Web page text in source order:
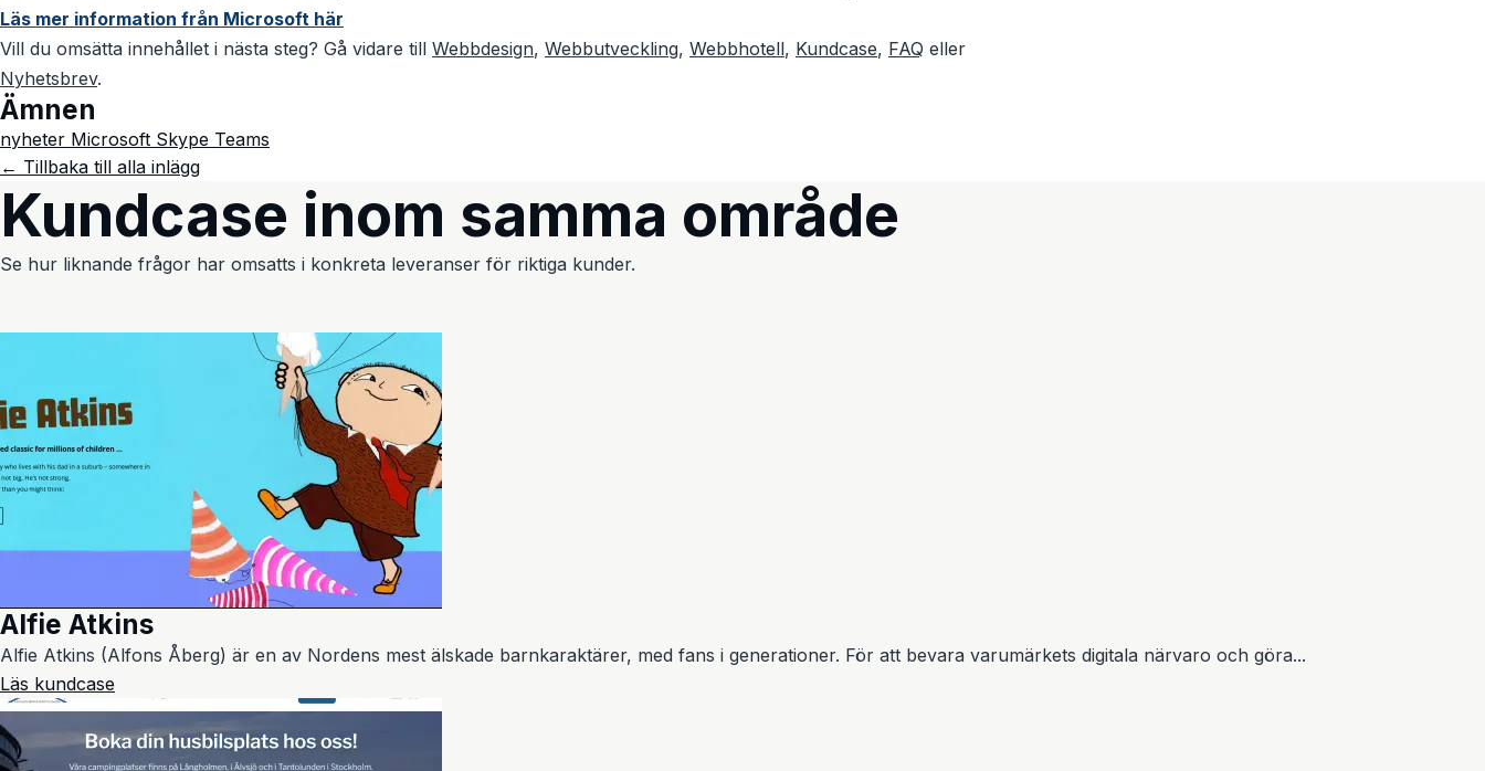
Läs mer information från Microsoft här
Vill du omsätta innehållet i nästa steg? Gå vidare till Webbdesign, Webbutveckling, Webbhotell, Kundcase, FAQ eller
Nyhetsbrev.
Ämnen
nyheter Microsoft Skype Teams
← Tillbaka till alla inlägg
Kundcase inom samma område
Se hur liknande frågor har omsatts i konkreta leveranser för riktiga kunder.
Alfie Atkins
Alfie Atkins (Alfons Åberg) är en av Nordens mest älskade barnkaraktärer, med fans i generationer. För att bevara varumärkets digitala närvaro och göra...
Läs kundcase